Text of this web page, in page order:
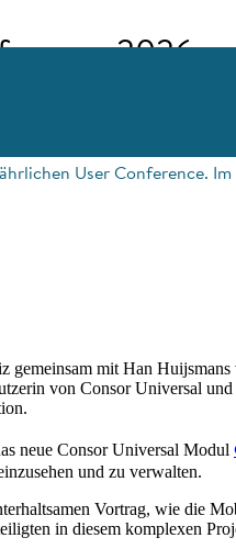
2026
User Conference.
gemeinsam mit Han
von Consor Universal
neue Consor Universal Modul
und zu verwalten.
Vortrag, wie die
in diesem komplexen